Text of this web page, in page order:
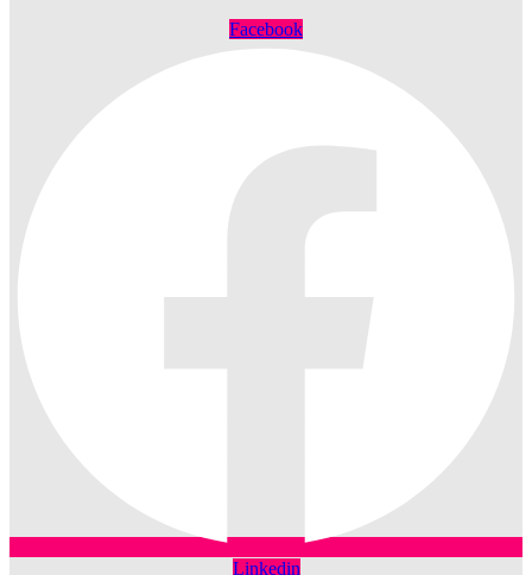
Facebook
Linkedin